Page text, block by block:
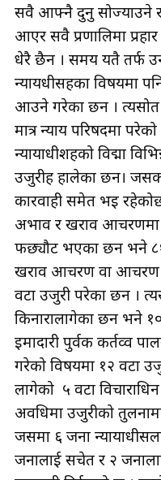
सवै आफ्नै दुनु सोज्याउने
आएर सवै प्रणालिमा
धेरै छैन । समय यतै तर्फ
न्यायधीसहरुका विषयमा
आउने गरेका छन । त्यसोत
मात्र न्याय परिषदमा
न्यायाधीशहरुको विरुद्मा
उजुरीहरु हालेका छन।
कारवाही समेत भइ
अभाव र खराव आचरणमा
फछ्यौट भएका छन भने
खराव आचरण वा आचरण
वटा उजुरी परेका छन ।
किनारालागेका छन भने
इमादारी पुर्वक कर्तव्व
गरेको विषयमा १२ वटा
लागेको ५ वटा
अवधिमा उजुरीको
जसमा ६ जना
जनालाई सचेत र २